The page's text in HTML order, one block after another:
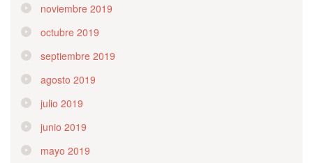
noviembre 2019
octubre 2019
septiembre 2019
agosto 2019
julio 2019
junio 2019
mayo 2019